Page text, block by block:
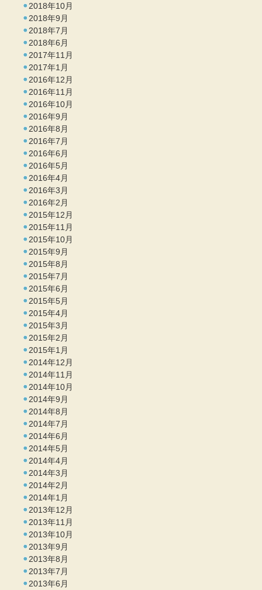
2018年10月
2018年9月
2018年7月
2018年6月
2017年11月
2017年1月
2016年12月
2016年11月
2016年10月
2016年9月
2016年8月
2016年7月
2016年6月
2016年5月
2016年4月
2016年3月
2016年2月
2015年12月
2015年11月
2015年10月
2015年9月
2015年8月
2015年7月
2015年6月
2015年5月
2015年4月
2015年3月
2015年2月
2015年1月
2014年12月
2014年11月
2014年10月
2014年9月
2014年8月
2014年7月
2014年6月
2014年5月
2014年4月
2014年3月
2014年2月
2014年1月
2013年12月
2013年11月
2013年10月
2013年9月
2013年8月
2013年7月
2013年6月